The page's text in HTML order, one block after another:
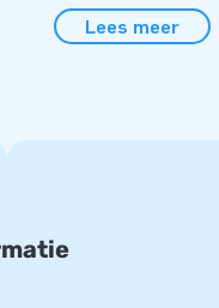
van de glijbaan kunt
opblaasbare Slide
springkasteel van JB
Lees meer